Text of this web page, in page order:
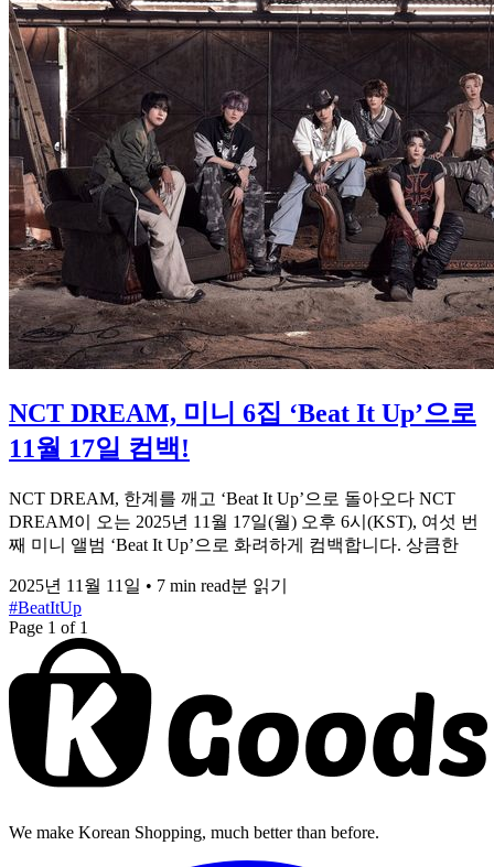
NCT DREAM, 미니 6집 ‘Beat It Up’으로
11월 17일 컴백!
NCT DREAM, 한계를 깨고 ‘Beat It Up’으로 돌아오다 NCT
DREAM이 오는 2025년 11월 17일(월) 오후 6시(KST), 여섯 번
째 미니 앨범 ‘Beat It Up’으로 화려하게 컴백합니다. 상큼한
2025년 11월 11일 • 7 min read분 읽기
#BeatItUp
Page 1 of 1
We make Korean Shopping, much better than before.